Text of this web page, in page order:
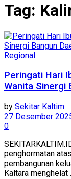
Tag:
Regional
Peringati Hari
Wanita Sinergi
by Sekitar Kaltim
27 Desember
0
penghormatan
pembangunan
Kaltara menghelat